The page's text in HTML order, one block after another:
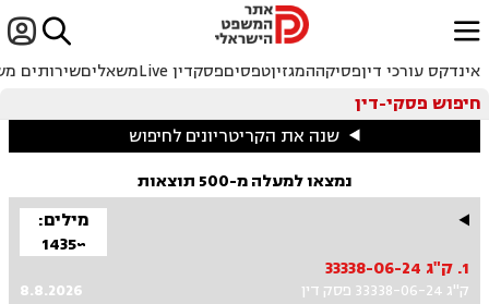

ﱐ
אינדקס עורכי דיןפסיקההמגזיןטפסיםפסקדין Live משאליםשירותים
חיפוש פסקי-דין
שנה את הקריטריונים לחיפוש
נמצאו למעלה מ-500 תוצאות
מילים:
~1435
1. ק"ג 33338-06-24
ק"ג 33338-06-24 פסק דין 8.8.2026